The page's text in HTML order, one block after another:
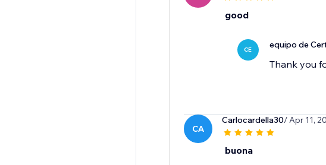
good
CE equipo de
Thank you
CA
Carlocardella30/ Apr 11,
buona